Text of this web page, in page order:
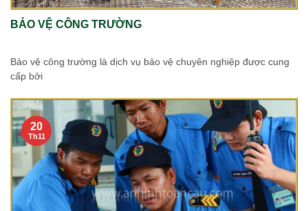
BẢO VỆ CÔNG TRƯỜNG
Bảo vệ công trường là dịch vụ bảo vệ chuyên nghiệp được cung
cấp bởi
20
Th11